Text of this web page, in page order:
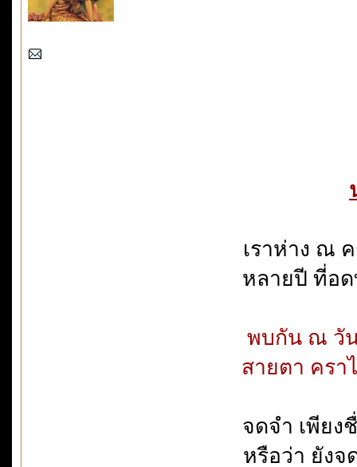
เราห่าง ณ
หลายปี ที่อด
พบกัน ณ วัน
สายตา ครา
จดจำ เพียง
หรือว่า ยังจ